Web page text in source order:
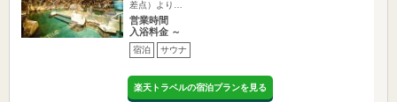
差点）より…
営業時間
入浴料金 ～
宿泊 サウナ
楽天トラベルの宿泊プランを見る